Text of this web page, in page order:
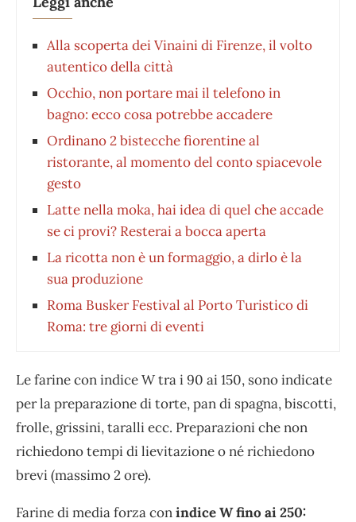
Alla scoperta dei Vinaini di Firenze, il volto
autentico della città
Occhio, non portare mai il telefono in
bagno: ecco cosa potrebbe accadere
Ordinano 2 bistecche fiorentine al
ristorante, al momento del conto spiacevole
gesto
Latte nella moka, hai idea di quel che accade
se ci provi? Resterai a bocca aperta
La ricotta non è un formaggio, a dirlo è la
sua produzione
Roma Busker Festival al Porto Turistico di
Roma: tre giorni di eventi
Le farine con indice W tra i 90 ai 150, sono indicate
per la preparazione di torte, pan di spagna, biscotti,
frolle, grissini, taralli ecc. Preparazioni che non
richiedono tempi di lievitazione o né richiedono
brevi (massimo 2 ore).
Farine di media forza conindice W fino ai 250: